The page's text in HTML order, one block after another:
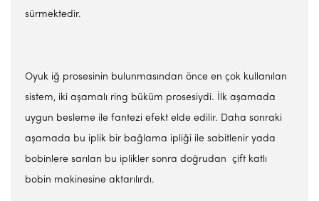
sürmektedir.
Oyuk iğ prosesinin bulunmasından önce en çok kullanılan
sistem, iki aşamalı ring büküm prosesiydi. İlk aşamada
uygun besleme ile fantezi efekt elde edilir. Daha sonraki
aşamada bu iplik bir bağlama ipliği ile sabitlenir yada
bobinlere sarılan bu iplikler sonra doğrudan çift katlı
bobin makinesine aktarılırdı.